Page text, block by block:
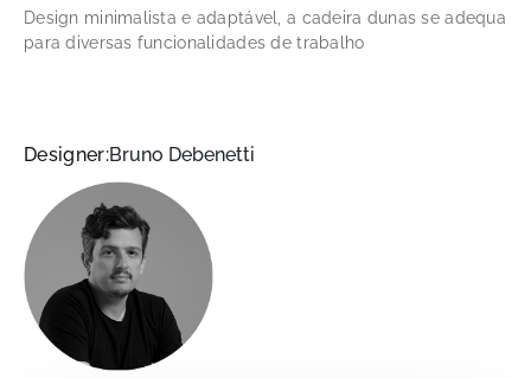
Design minimalista e adaptável, a cadeira dunas se adequa
para diversas funcionalidades de trabalho
Designer:Bruno Debenetti